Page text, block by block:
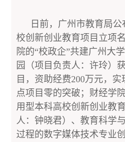
日前，广州市教育局
校创新创业教育项目立项
院的“校政企”共建广州大
园（项目负责人：许玲）
目，资助经费200万元，
点项目零的突破；财经学
用型本科高校创新创业教
人：钟晓君）、教育科学
过程的数字媒体技术专业